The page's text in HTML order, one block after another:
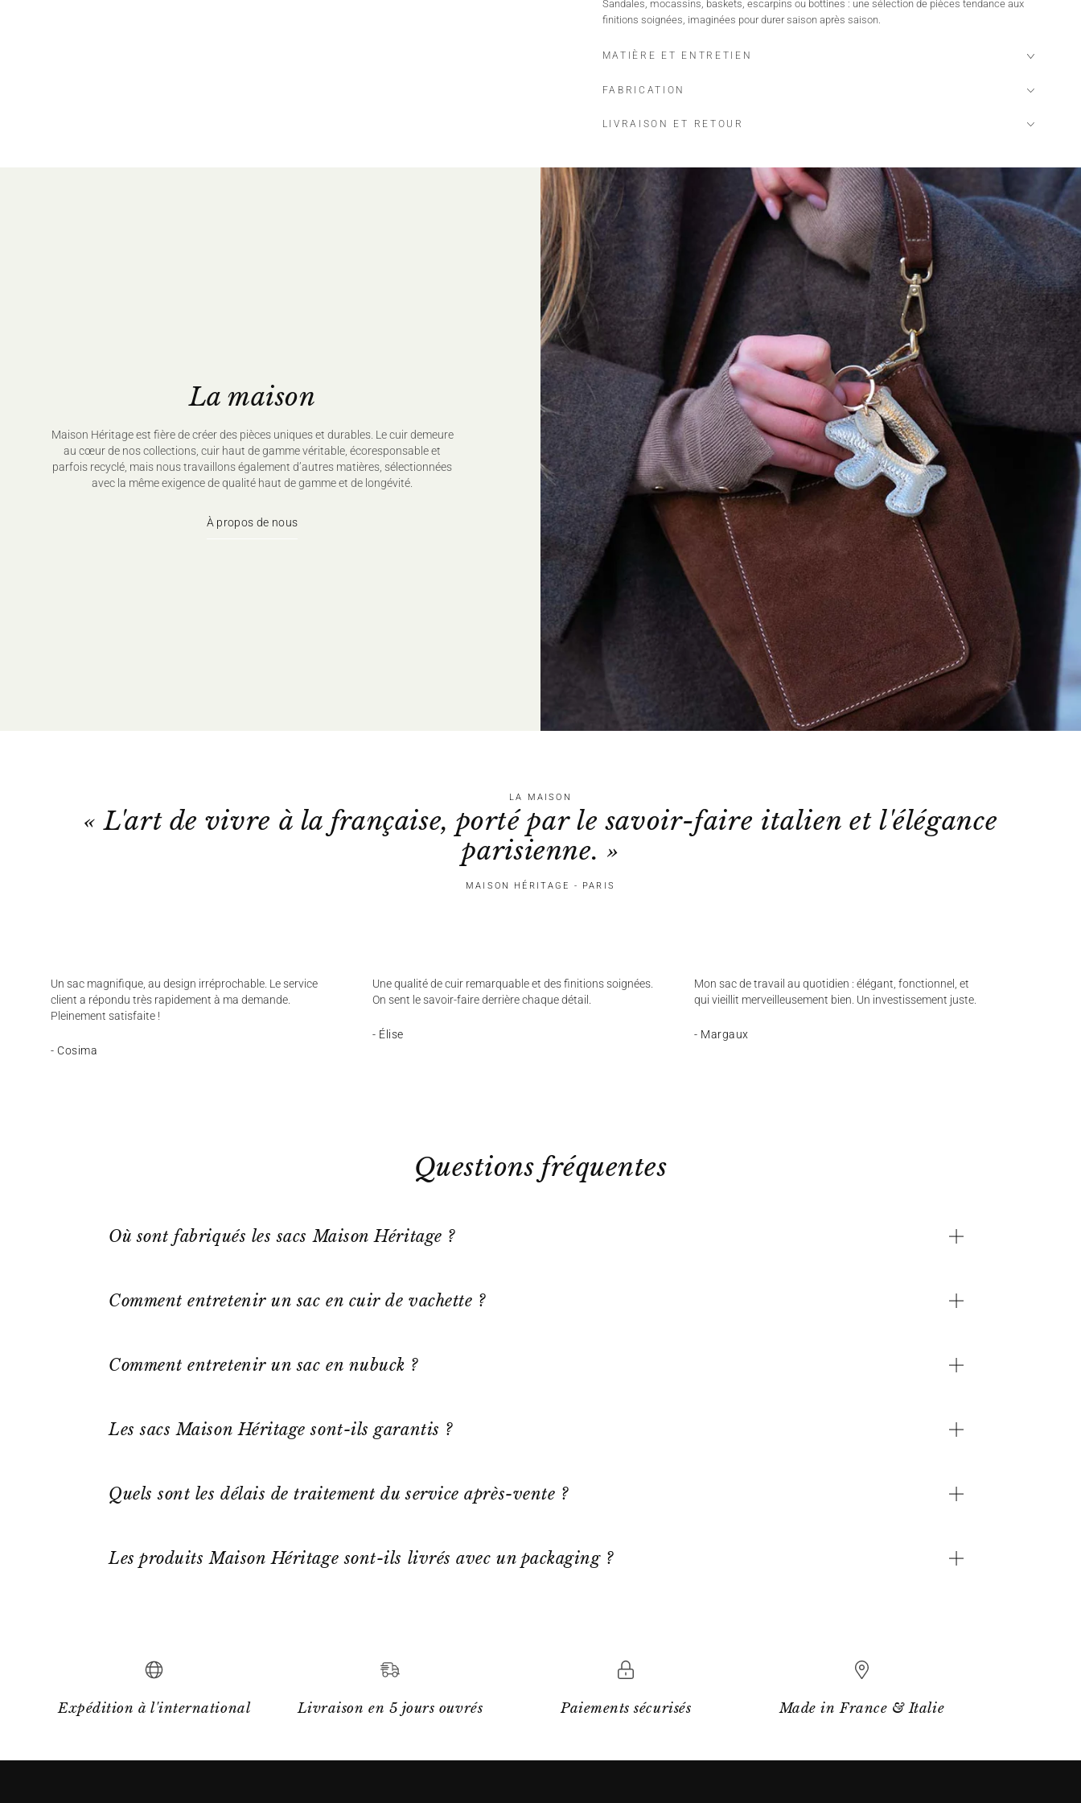
Sandales, mocassins, baskets, escarpins ou bottines : une sélection de pièces tendance aux
finitions soignées, imaginées pour durer saison après saison.
MATIÈRE ET ENTRETIEN
FABRICATION
LIVRAISON ET RETOUR
La maison
Maison Héritage est fière de créer des pièces uniques et durables. Le cuir demeure
au cœur de nos collections, cuir haut de gamme véritable, écoresponsable et
parfois recyclé, mais nous travaillons également d’autres matières, sélectionnées
avec la même exigence de qualité haut de gamme et de longévité.
À propos de nous
LA MAISON
« L'art de vivre à la française, porté par le savoir-faire italien et l'élégance
parisienne. »
MAISON HÉRITAGE - PARIS
Un sac magnifique, au design irréprochable. Le service
client a répondu très rapidement à ma demande.
Pleinement satisfaite !
- Cosima
Une qualité de cuir remarquable et des finitions soignées.
On sent le savoir-faire derrière chaque détail.
- Élise
Mon sac de travail au quotidien : élégant, fonctionnel, et
qui vieillit merveilleusement bien. Un investissement juste.
- Margaux
Questions fréquentes
Où sont fabriqués les sacs Maison Héritage ?
Comment entretenir un sac en cuir de vachette ?
Comment entretenir un sac en nubuck ?
Les sacs Maison Héritage sont-ils garantis ?
Quels sont les délais de traitement du service après-vente ?
Les produits Maison Héritage sont-ils livrés avec un packaging ?
Expédition à l'international Livraison en 5 jours ouvrés Paiements sécurisés Made in France & Italie